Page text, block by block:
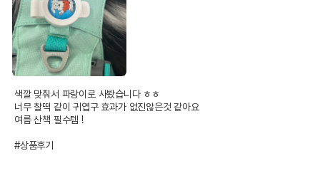
색깔 맞춰서 파랑이로 사봤습니다 ㅎㅎ
너무 찰떡 같이 귀엽구 효과가 없진않은것 같아요
여름 산책 필수템 !
#상품후기